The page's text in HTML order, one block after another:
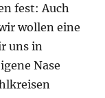
fest: Auch
wollen eine
uns in
Nase